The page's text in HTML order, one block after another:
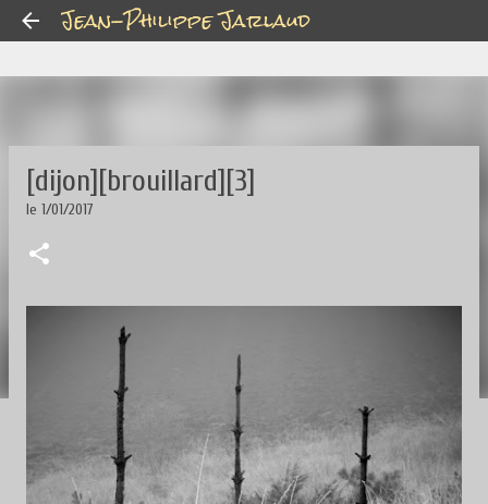
Accéder au contenu principal
Jean-Philippe Jarlaud
[dijon][brouillard][3]
le 1/01/2017